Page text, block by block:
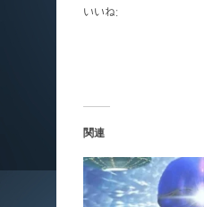
いいね:
関連